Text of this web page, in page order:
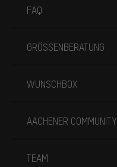
FAQ
GRÖSSENBERATUNG
WUNSCHBOX
AACHENER COMMUNITY
TEAM